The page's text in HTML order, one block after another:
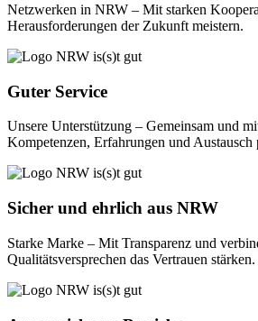
Netzwerken in NRW – Mit starken
Herausforderungen der Zukunft meistern.
Guter Service
Unsere Unterstützung – Gemeinsam und
Kompetenzen, Erfahrungen und Austausch
Sicher und ehrlich aus NRW
Starke Marke – Mit Transparenz und
Qualitätsversprechen das Vertrauen stärken.